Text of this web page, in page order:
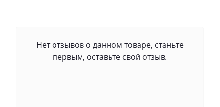
Нет отзывов о данном товаре, станьте
первым, оставьте свой отзыв.